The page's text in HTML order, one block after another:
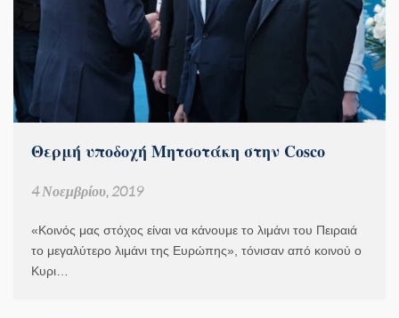
Θερμή υποδοχή Μητσοτάκη στην Cosco
4 Νοεμβρίου, 2019
«Κοινός μας στόχος είναι να κάνουμε το λιμάνι του Πειραιά
το μεγαλύτερο λιμάνι της Ευρώπης», τόνισαν από κοινού ο
Κυρι…